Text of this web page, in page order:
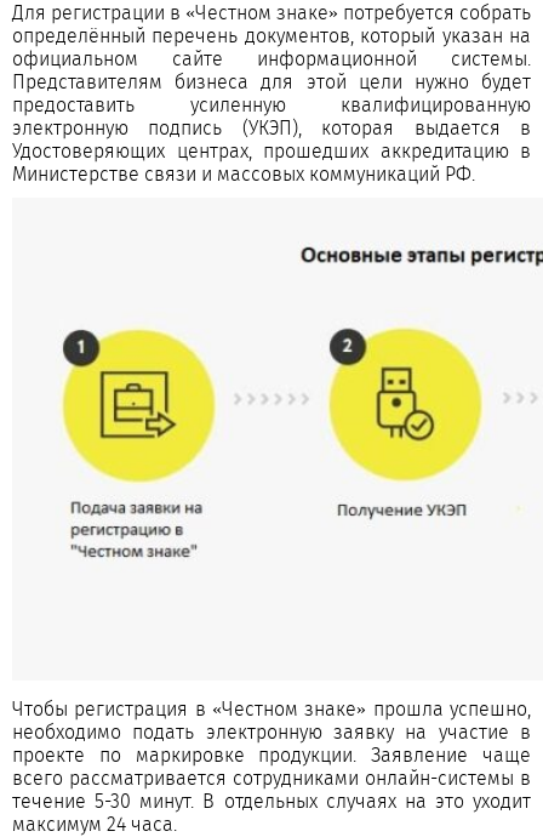
Для регистрации в «Честном знаке» потребуется собрать
определённый перечень документов, который указан на
официальном сайте информационной системы.
Представителям бизнеса для этой цели нужно будет
предоставить усиленную квалифицированную
электронную подпись (УКЭП), которая выдается в
Удостоверяющих центрах, прошедших аккредитацию в
Министерстве связи и массовых коммуникаций РФ.
Чтобы регистрация в «Честном знаке» прошла успешно,
необходимо подать электронную заявку на участие в
проекте по маркировке продукции. Заявление чаще
всего рассматривается сотрудниками онлайн-системы в
течение 5-30 минут. В отдельных случаях на это уходит
максимум 24 часа.